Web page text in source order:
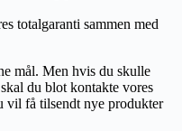
totalgaranti sammen med
mål. Men hvis du skulle
du blot kontakte vores
få tilsendt nye produkter